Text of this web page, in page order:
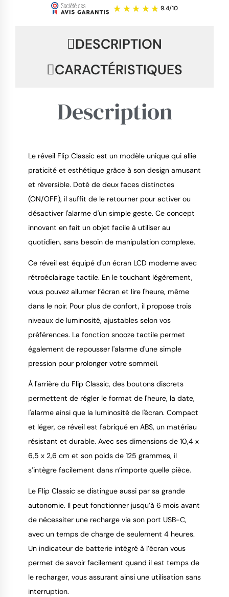
DESCRIPTION
CARACTÉRISTIQUES
Description
Le réveil Flip Classic est un modèle unique qui allie
praticité et esthétique grâce à son design amusant
et réversible. Doté de deux faces distinctes
(ON/OFF), il suffit de le retourner pour activer ou
désactiver l'alarme d'un simple geste. Ce concept
innovant en fait un objet facile à utiliser au
quotidien, sans besoin de manipulation complexe.
Ce réveil est équipé d'un écran LCD moderne avec
rétroéclairage tactile. En le touchant légèrement,
vous pouvez allumer l’écran et lire l'heure, même
dans le noir. Pour plus de confort, il propose trois
niveaux de luminosité, ajustables selon vos
préférences. La fonction snooze tactile permet
également de repousser l'alarme d'une simple
pression pour prolonger votre sommeil.
À l'arrière du Flip Classic, des boutons discrets
permettent de régler le format de l'heure, la date,
l'alarme ainsi que la luminosité de l'écran. Compact
et léger, ce réveil est fabriqué en ABS, un matériau
résistant et durable. Avec ses dimensions de 10,4 x
6,5 x 2,6 cm et son poids de 125 grammes, il
s’intègre facilement dans n’importe quelle pièce.
Le Flip Classic se distingue aussi par sa grande
autonomie. Il peut fonctionner jusqu’à 6 mois avant
de nécessiter une recharge via son port USB-C,
avec un temps de charge de seulement 4 heures.
Un indicateur de batterie intégré à l’écran vous
permet de savoir facilement quand il est temps de
le recharger, vous assurant ainsi une utilisation sans
interruption.